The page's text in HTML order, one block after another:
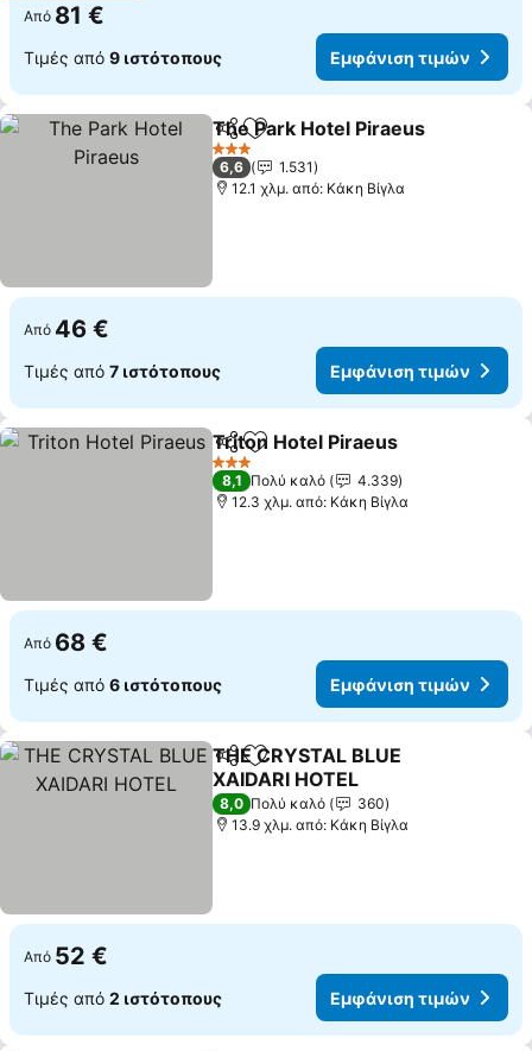
Από 81 €
Τιμές από 9 ιστότοπους Εμφάνιση τιμών
Κοινοποίηση
Προσθήκη στα αγαπημένα
The Park Hotel Piraeus
3 Αστέρια
6,6
1.531
12.1 χλμ. από: Κάκη Βίγλα
Από 46 €
Τιμές από 7 ιστότοπους Εμφάνιση τιμών
Κοινοποίηση
Προσθήκη στα αγαπημένα
Triton Hotel Piraeus
3 Αστέρια
8,1 Πολύ καλό
4.339
12.3 χλμ. από: Κάκη Βίγλα
Από 68 €
Τιμές από 6 ιστότοπους Εμφάνιση τιμών
Κοινοποίηση
Προσθήκη στα αγαπημένα
THE CRYSTAL BLUE
XAIDARI HOTEL
Εμφάνιση τιμών
8,0 Πολύ καλό
360
13.9 χλμ. από: Κάκη Βίγλα
Από 52 €
Τιμές από 2 ιστότοπους Εμφάνιση τιμών